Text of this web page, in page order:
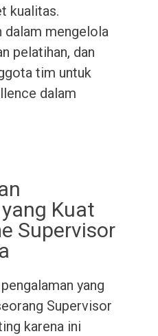
kualitas.
dalam mengelola
pelatihan, dan
tim untuk
dalam
Kuat
Supervisor
yang
Supervisor
karena ini